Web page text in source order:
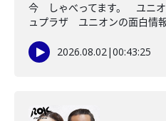
今 しゃべってます。 ユニ
ュプラザ ユニオンの面白情
2026.08.02|00:43:25